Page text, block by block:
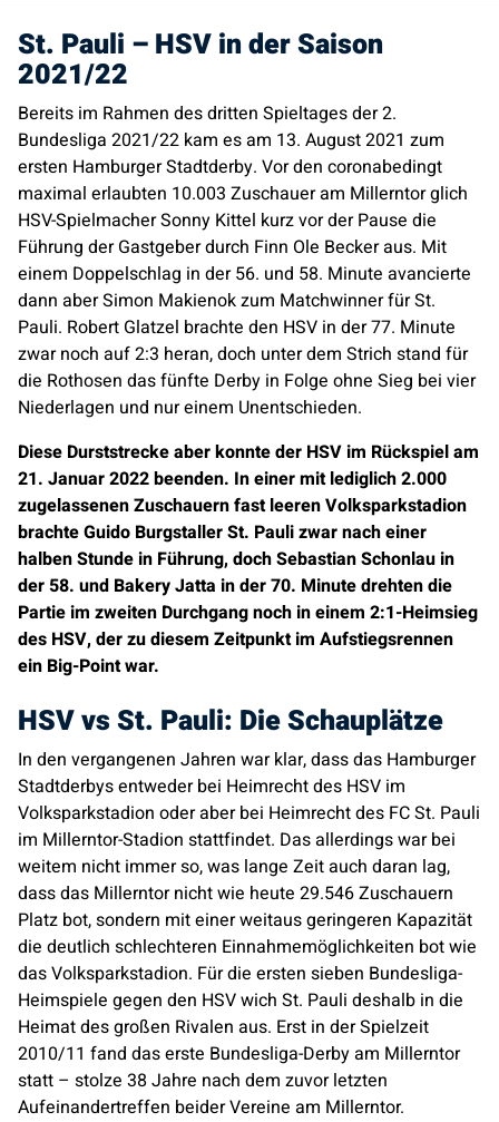
St. Pauli – HSV in der Saison
2021/22
Bereits im Rahmen des dritten Spieltages der 2.
Bundesliga 2021/22 kam es am 13. August 2021 zum
ersten Hamburger Stadtderby. Vor den coronabedingt
maximal erlaubten 10.003 Zuschauer am Millerntor glich
HSV-Spielmacher Sonny Kittel kurz vor der Pause die
Führung der Gastgeber durch Finn Ole Becker aus. Mit
einem Doppelschlag in der 56. und 58. Minute avancierte
dann aber Simon Makienok zum Matchwinner für St.
Pauli. Robert Glatzel brachte den HSV in der 77. Minute
zwar noch auf 2:3 heran, doch unter dem Strich stand für
die Rothosen das fünfte Derby in Folge ohne Sieg bei vier
Niederlagen und nur einem Unentschieden.
Diese Durststrecke aber konnte der HSV im Rückspiel am
21. Januar 2022 beenden. In einer mit lediglich 2.000
zugelassenen Zuschauern fast leeren Volksparkstadion
brachte Guido Burgstaller St. Pauli zwar nach einer
halben Stunde in Führung, doch Sebastian Schonlau in
der 58. und Bakery Jatta in der 70. Minute drehten die
Partie im zweiten Durchgang noch in einem 2:1-Heimsieg
des HSV, der zu diesem Zeitpunkt im Aufstiegsrennen
ein Big-Point war.
HSV vs St. Pauli: Die Schauplätze
In den vergangenen Jahren war klar, dass das Hamburger
Stadtderbys entweder bei Heimrecht des HSV im
Volksparkstadion oder aber bei Heimrecht des FC St. Pauli
im Millerntor-Stadion stattfindet. Das allerdings war bei
weitem nicht immer so, was lange Zeit auch daran lag,
dass das Millerntor nicht wie heute 29.546 Zuschauern
Platz bot, sondern mit einer weitaus geringeren Kapazität
die deutlich schlechteren Einnahmemöglichkeiten bot wie
das Volksparkstadion. Für die ersten sieben Bundesliga-
Heimspiele gegen den HSV wich St. Pauli deshalb in die
Heimat des großen Rivalen aus. Erst in der Spielzeit
2010/11 fand das erste Bundesliga-Derby am Millerntor
statt – stolze 38 Jahre nach dem zuvor letzten
Aufeinandertreffen beider Vereine am Millerntor.